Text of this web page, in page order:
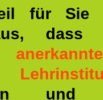
für Sie
und